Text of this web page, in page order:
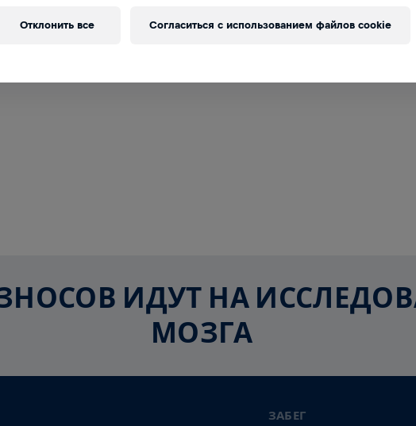
ИДУТ НА
МОЗГА
ЗАБЕГ
Отклонить все Согласиться с использованием файлов cookie